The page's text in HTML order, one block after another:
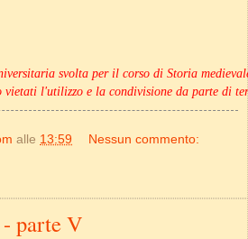
svolta per il corso di Storia
vietati l'utilizzo e la condivisione da parte di
alle 13:59 Nessun commento:
parte V